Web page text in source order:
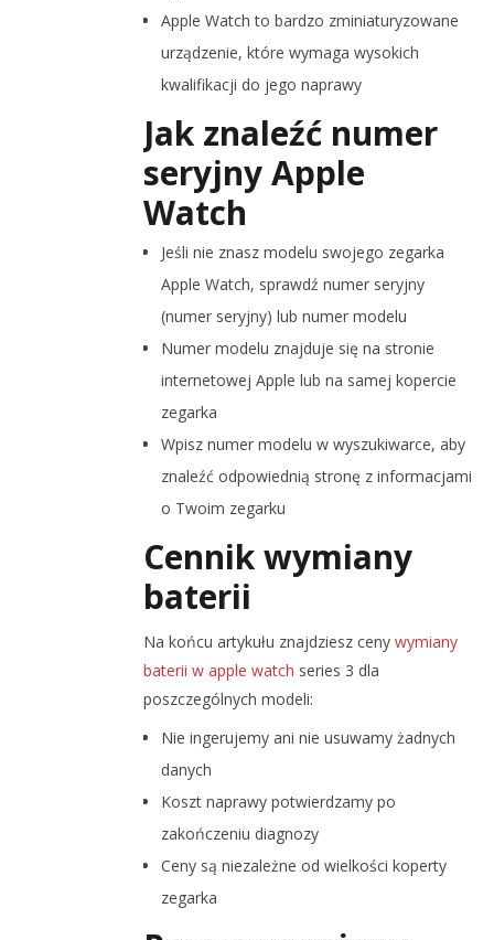
Apple Watch to bardzo zminiaturyzowane
urządzenie, które wymaga wysokich
kwalifikacji do jego naprawy
Jak znaleźć numer
seryjny Apple
Watch
Jeśli nie znasz modelu swojego zegarka
Apple Watch, sprawdź numer seryjny
(numer seryjny) lub numer modelu
Numer modelu znajduje się na stronie
internetowej Apple lub na samej kopercie
zegarka
Wpisz numer modelu w wyszukiwarce, aby
znaleźć odpowiednią stronę z informacjami
o Twoim zegarku
Cennik wymiany
baterii
Na końcu artykułu znajdziesz ceny wymiany
baterii w apple watch series 3 dla
poszczególnych modeli:
Nie ingerujemy ani nie usuwamy żadnych
danych
Koszt naprawy potwierdzamy po
zakończeniu diagnozy
Ceny są niezależne od wielkości koperty
zegarka